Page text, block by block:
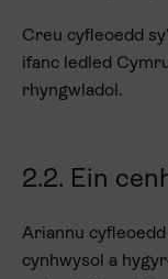
Creu cyfleoedd
ifanc ledled
rhyngwladol.
2.2. Ein
Ariannu
cynhwysol a